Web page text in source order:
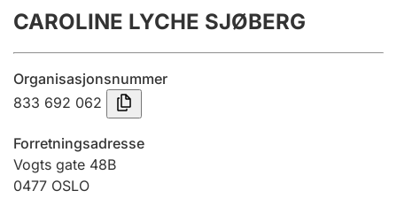
Årsregnskap
Innsending og forsinkelsesgebyr
Jeger
CAROLINE LYCHE SJØBERG
Organisasjonsnummer
833 692 062
Forretningsadresse
Vogts gate 48B
0477 OSLO